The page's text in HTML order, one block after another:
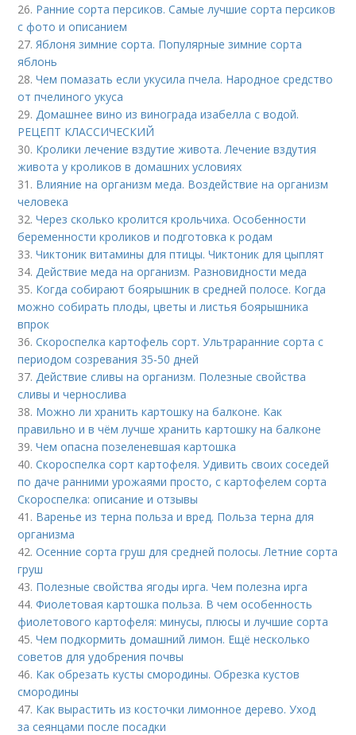
26. Ранние сорта персиков. Самые лучшие сорта персиков
с фото и описанием
27.Яблоня зимние сорта. Популярные зимние сорта
яблонь
28.Чем помазать если укусила пчела. Народное средство
от пчелиного укуса
29.Домашнее вино из винограда изабелла с водой.
РЕЦЕПТ КЛАССИЧЕСКИЙ
30. Кролики лечение вздутие живота. Лечение вздутия
живота у кроликов в домашних условиях
31. Влияние на организм меда. Воздействие на организм
человека
32.Через сколько кролится крольчиха. Особенности
беременности кроликов и подготовка к родам
33.Чиктоник витамины для птицы. Чиктоник для цыплят
34.Действие меда на организм. Разновидности меда
35. Когда собирают боярышник в средней полосе. Когда
можно собирать плоды, цветы и листья боярышника
впрок
36.Скороспелка картофель сорт. Ультраранние сорта с
периодом созревания 35-50 дней
37.Действие сливы на организм. Полезные свойства
сливы и чернослива
38. Можно ли хранить картошку на балконе. Как
правильно и в чём лучше хранить картошку на балконе
39.Чем опасна позеленевшая картошка
40.Скороспелка сорт картофеля. Удивить своих соседей
по даче ранними урожаями просто, с картофелем сорта
Скороспелка: описание и отзывы
41. Варенье из терна польза и вред. Польза терна для
организма
42.Осенние сорта груш для средней полосы. Летние сорта
груш
43. Полезные свойства ягоды ирга. Чем полезна ирга
44.Фиолетовая картошка польза. В чем особенность
фиолетового картофеля: минусы, плюсы и лучшие сорта
45.Чем подкормить домашний лимон. Ещё несколько
советов для удобрения почвы
46. Как обрезать кусты смородины. Обрезка кустов
смородины
47. Как вырастить из косточки лимонное дерево. Уход
за сеянцами после посадки